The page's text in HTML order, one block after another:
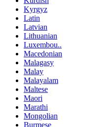
Kyrgyz
Latin
Latvian
Lithuanian
Luxembou..
Macedonian
Malagasy
Malay
Malayalam
Maltese
Maori
Marathi
Mongolian
Burmese